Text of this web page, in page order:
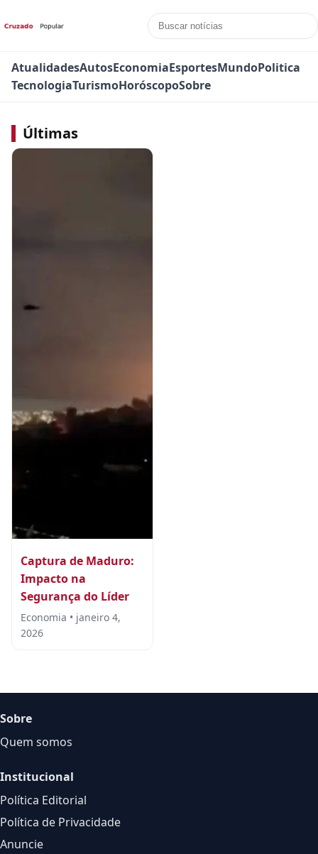
AtualidadesAutosEconomiaEsportesMundoPolitica
TecnologiaTurismoHoróscopoSobre
Últimas
Captura de Maduro:
Impacto na
Segurança do Líder
Economia • janeiro 4,
2026
Sobre
Quem somos
Institucional
Política Editorial
Política de Privacidade
Anuncie